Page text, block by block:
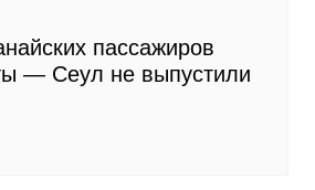
пассажиров
— Сеул не выпустили